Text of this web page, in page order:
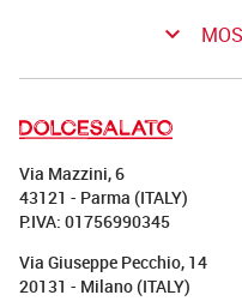
keyboard_arrow_down
Via Mazzini, 6
43121 - Parma (ITALY)
P.IVA: 01756990345
Via Giuseppe Pecchio, 14
20131 - Milano (ITALY)